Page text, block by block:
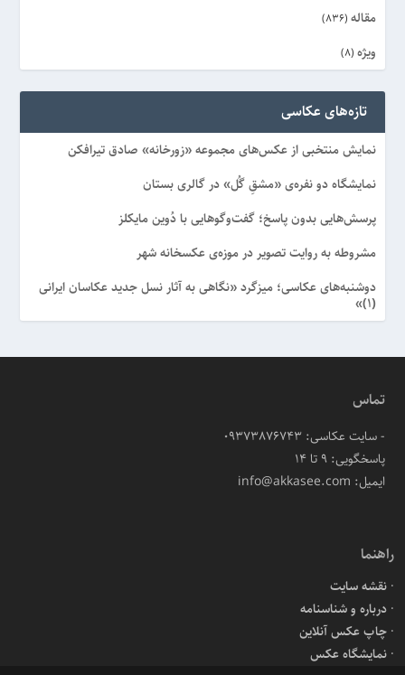
مقاله (836)
ویژه (8)
تازه‌های عکاسی
نمایش منتخبی از عکس‌های مجموعه «زورخانه» صادق تیرافکن
نمایشگاه دو نفره‌ی «مشقِ گُل» در گالری بستان
پرسش‌هایی بدون پاسخ؛ گفت‌وگوهایی با دُوین مایکلز
مشروطه به روایت تصویر در موزه‌ی عکسخانه شهر
دوشنبه‌های عکاسی؛ میزگرد «نگاهی به آثار نسل جدید عکاسان ایرانی
(۱)»
تماس
- سایت عکاسی: 09373876743
پاسخگویی: ۹ تا ۱۴
ایمیل: info@akkasee.com
راهنما
نقشه سایت
درباره و شناسنامه
چاپ عکس آنلاین
نمایشگاه عکس